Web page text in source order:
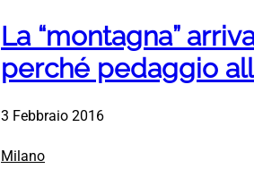
La “montagna”
perché pedaggio
3 Febbraio 2016
Milano